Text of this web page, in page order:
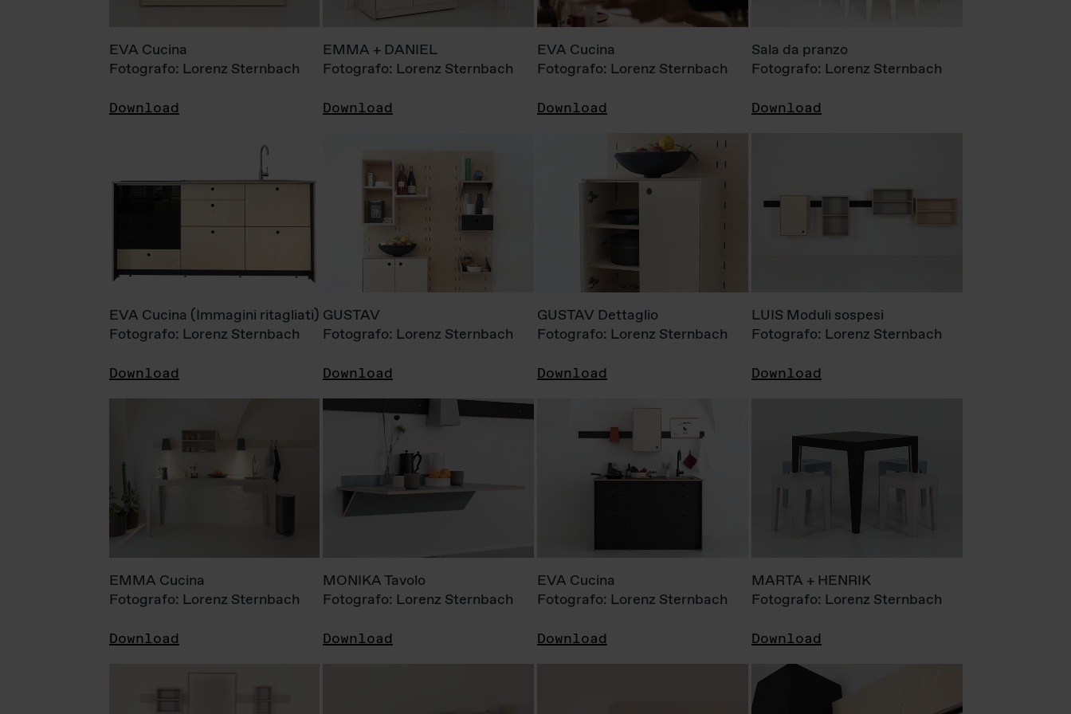
EVA Cucina
Fotografo: Lorenz Sternbach
Download
EMMA + DANIEL
Fotografo: Lorenz Sternbach
Download
EVA Cucina
Fotografo: Lorenz Sternbach
Download
Sala da pranzo
Fotografo: Lorenz Sternbach
Download
EVA Cucina (Immagini ritagliati)
Fotografo: Lorenz Sternbach
Download
GUSTAV
Fotografo: Lorenz Sternbach
Download
GUSTAV Dettaglio
Fotografo: Lorenz Sternbach
Download
LUIS Moduli sospesi
Fotografo: Lorenz Sternbach
Download
EMMA Cucina
Fotografo: Lorenz Sternbach
Download
MONIKA Tavolo
Fotografo: Lorenz Sternbach
Download
EVA Cucina
Fotografo: Lorenz Sternbach
Download
MARTA + HENRIK
Fotografo: Lorenz Sternbach
Download